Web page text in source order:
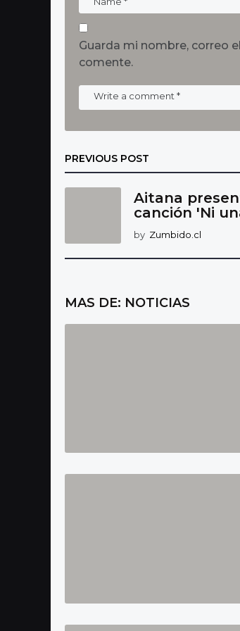
Guarda mi nombre, correo
comente.
PREVIOUS POST
Aitana
canción 'Ni
by Zumbido.cl
MAS DE: NOTICIAS